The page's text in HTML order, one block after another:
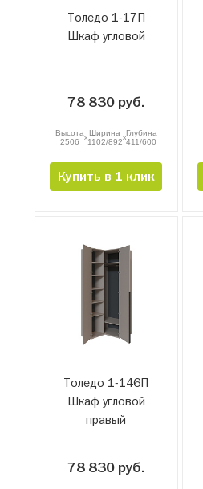
Толедо 1-17П
Шкаф угловой
78 830 руб.
Высота
2506 x Ширина
1102/892xГлубина
411/600
Купить в 1 клик
Толедо 1-146П
Шкаф угловой
правый
78 830 руб.